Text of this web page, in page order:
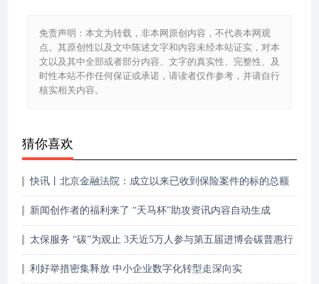
免责声明：本文为转载，非本网原创内容，不代表本网观
点。其原创性以及文中陈述文字和内容未经本站证实，对本
文以及其中全部或者部分内容、文字的真实性、完整性、及
时性本站不作任何保证或承诺，请读者仅作参考，并请自行
核实相关内容。
猜你喜欢
快讯丨北京金融法院：成立以来已收到保险案件的标的总额
新闻创作者的福利来了 “天马杯”助攻资讯内容自动生成
太保服务 “碳”为观止 3天近5万人参与第五届进博会碳普惠行
利好举措密集释放 中小企业数字化转型走深向实